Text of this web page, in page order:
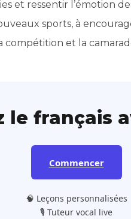
et ressentir l’émotion
sports, à
et la
le français
Commencer
🧠 Leçons personnalisées
🎙️ Tuteur vocal live